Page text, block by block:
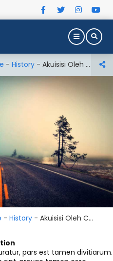
- History - Akuisisi Oleh Ciuss Comporation
- History - Akuisisi Oleh Ciuss Comporation
pars est tamen divitiarum.